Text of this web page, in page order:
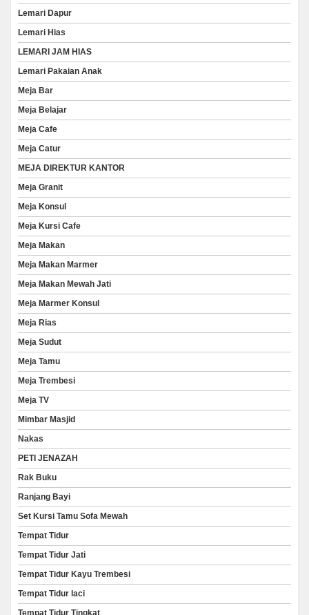
Lemari Dapur
Lemari Hias
LEMARI JAM HIAS
Lemari Pakaian Anak
Meja Bar
Meja Belajar
Meja Cafe
Meja Catur
MEJA DIREKTUR KANTOR
Meja Granit
Meja Konsul
Meja Kursi Cafe
Meja Makan
Meja Makan Marmer
Meja Makan Mewah Jati
Meja Marmer Konsul
Meja Rias
Meja Sudut
Meja Tamu
Meja Trembesi
Meja TV
Mimbar Masjid
Nakas
PETI JENAZAH
Rak Buku
Ranjang Bayi
Set Kursi Tamu Sofa Mewah
Tempat Tidur
Tempat Tidur Jati
Tempat Tidur Kayu Trembesi
Tempat Tidur laci